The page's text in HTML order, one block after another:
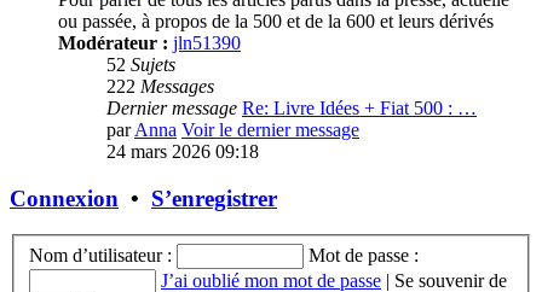
ou passée, à propos de la 500 et de la 600 et leurs dérivés
Modérateur : jln51390
52 Sujets
222 Messages
Dernier message Re: Livre Idées + Fiat 500 : …
parAnna Voir le dernier message
24 mars 2026 09:18
Connexion • S’enregistrer
Nom d’utilisateur :
Mot de passe :
J’ai oublié mon mot de passe | Se souvenir de